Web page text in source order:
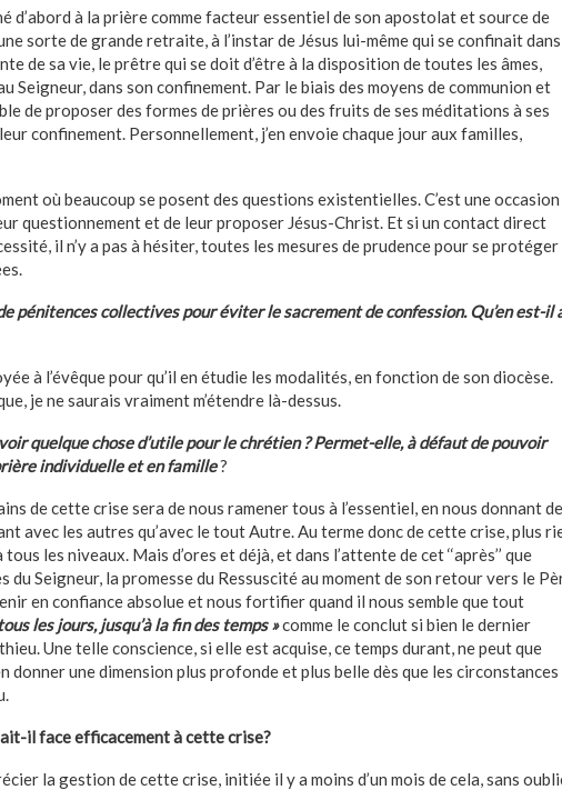
d’abord à la prière comme facteur essentiel de son apostolat et source de
sorte de grande retraite, à l’instar de Jésus lui-même qui se confinait
de sa vie, le prêtre qui se doit d’être à la disposition de toutes les âmes,
Seigneur, dans son confinement. Par le biais des moyens de communion et
de proposer des formes de prières ou des fruits de ses méditations à ses
confinement. Personnellement, j’en envoie chaque jour aux familles,
où beaucoup se posent des questions existentielles. C’est une occasion
questionnement et de leur proposer Jésus-Christ. Et si un contact direct
il n’y a pas à hésiter, toutes les mesures de prudence pour se
pénitences collectives pour éviter le sacrement de confession. Qu’en est-il
à l’évêque pour qu’il en étudie les modalités, en fonction de son diocèse.
je ne saurais vraiment m’étendre là-dessus.
quelque chose d’utile pour le chrétien ? Permet-elle, à défaut de pouvoir
individuelle et en famille?
de cette crise sera de nous ramener tous à l’essentiel, en nous donnant de
avec les autres qu’avec le tout Autre. Au terme donc de cette crise, plus
les niveaux. Mais d’ores et déjà, et dans l’attente de cet ‘‘après’’ que
Seigneur, la promesse du Ressuscité au moment de son retour vers le
en confiance absolue et nous fortifier quand il nous semble que tout
les jours, jusqu’à la fin des temps »comme le conclut si bien le dernier
Une telle conscience, si elle est acquise, ce temps durant, ne peut que
donner une dimension plus profonde et plus belle dès que les circonstances
il face efficacement à cette crise?
la gestion de cette crise, initiée il y a moins d’un mois de cela, sans